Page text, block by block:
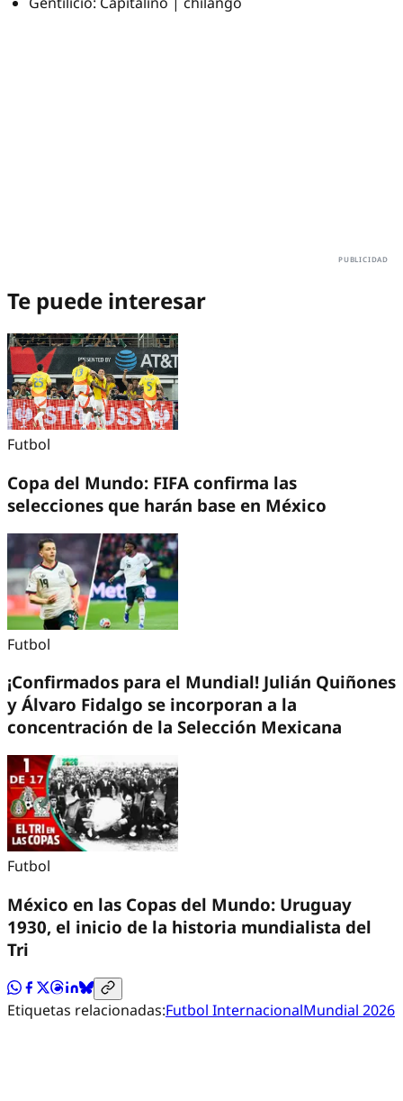
Te puede interesar
Futbol
Copa del Mundo: FIFA confirma las
selecciones que harán base en México
Futbol
¡Confirmados para el Mundial! Julián Quiñones
y Álvaro Fidalgo se incorporan a la
concentración de la Selección Mexicana
Futbol
México en las Copas del Mundo: Uruguay
1930, el inicio de la historia mundialista del
Tri
Etiquetas relacionadas:Futbol InternacionalMundial 2026